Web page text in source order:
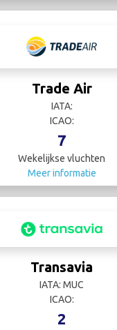
Trade Air
IATA:
ICAO:
7
Wekelijkse vluchten
Meer informatie
Transavia
IATA: MUC
ICAO:
2